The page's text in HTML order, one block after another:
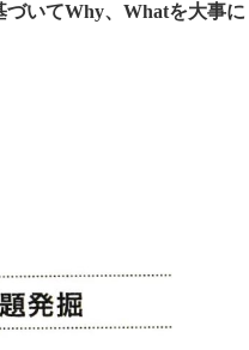
いてWhy、Whatを大事に